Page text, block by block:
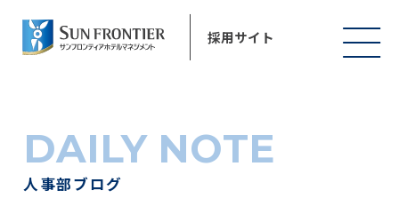
採用サイト
DAILY NOTE
人事部ブログ